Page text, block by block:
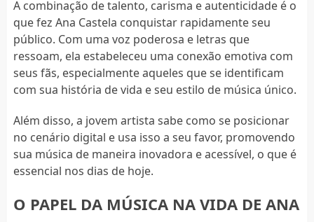
A combinação de talento, carisma e autenticidade é o
que fez Ana Castela conquistar rapidamente seu
público. Com uma voz poderosa e letras que
ressoam, ela estabeleceu uma conexão emotiva com
seus fãs, especialmente aqueles que se identificam
com sua história de vida e seu estilo de música único.
Além disso, a jovem artista sabe como se posicionar
no cenário digital e usa isso a seu favor, promovendo
sua música de maneira inovadora e acessível, o que é
essencial nos dias de hoje.
O PAPEL DA MÚSICA NA VIDA DE ANA